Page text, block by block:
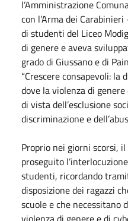
l’Amministrazione
con l’Arma dei
di studenti del Liceo
di genere e aveva
grado di Giussano e di
“Crescere consapevoli: la
dove la violenza di
di vista dell’esclusione
discriminazione e
Proprio nei giorni scorsi,
proseguito
studenti, ricordando
disposizione dei ragazzi
scuole e che necessitano